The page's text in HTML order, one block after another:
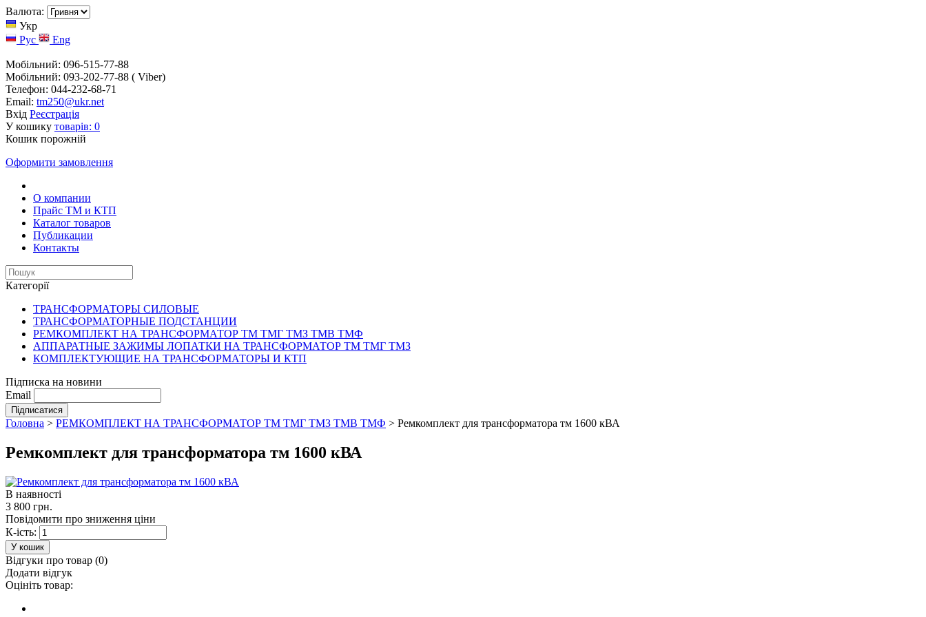
Валюта:
Укр
Рус
Eng
Мобільний: 096-515-77-88
Мобільний: 093-202-77-88 ( Viber)
Телефон: 044-232-68-71
Email: tm250@ukr.net
Вхід Реєстрація
У кошику товарів: 0
Кошик порожній
Оформити замовлення
О компании
Прайс TM и КТП
Каталог товаров
Публикации
Контакты
Категорії
ТРАНСФОРМАТОРЫ СИЛОВЫЕ
ТРАНСФОРМАТОРНЫЕ ПОДСТАНЦИИ
РЕМКОМПЛЕКТ НА ТРАНСФОРМАТОР ТМ ТМГ ТМЗ ТМВ ТМФ
АППАРАТНЫЕ ЗАЖИМЫ ЛОПАТКИ НА ТРАНСФОРМАТОР ТМ ТМГ ТМЗ
КОМПЛЕКТУЮЩИЕ НА ТРАНСФОРМАТОРЫ И КТП
Підписка на новини
Email
Головна > РЕМКОМПЛЕКТ НА ТРАНСФОРМАТОР ТМ ТМГ ТМЗ ТМВ ТМФ > Ремкомплект для трансформатора тм 1600 кВА
Ремкомплект для трансформатора тм 1600 кВА
В наявності
3 800 грн.
Повідомити про зниження ціни
К-ість:
Відгуки про товар (0)
Додати відгук
Оцініть товар: